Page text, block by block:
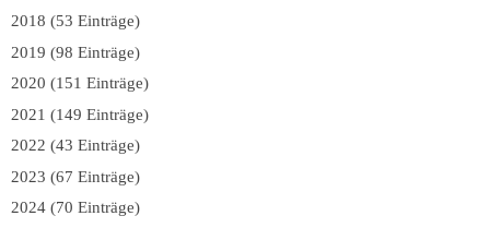
2018 (53 Einträge)
2019 (98 Einträge)
2020 (151 Einträge)
2021 (149 Einträge)
2022 (43 Einträge)
2023 (67 Einträge)
2024 (70 Einträge)